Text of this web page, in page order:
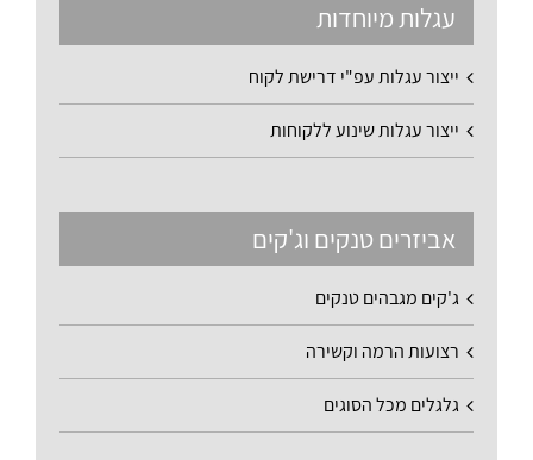
עגלות מיוחדות
ייצור עגלות עפ"י דרישת לקוח
ייצור עגלות שינוע ללקוחות
אביזרים טנקים וג'קים
ג'קים מגבהים טנקים
רצועות הרמה וקשירה
גלגלים מכל הסוגים